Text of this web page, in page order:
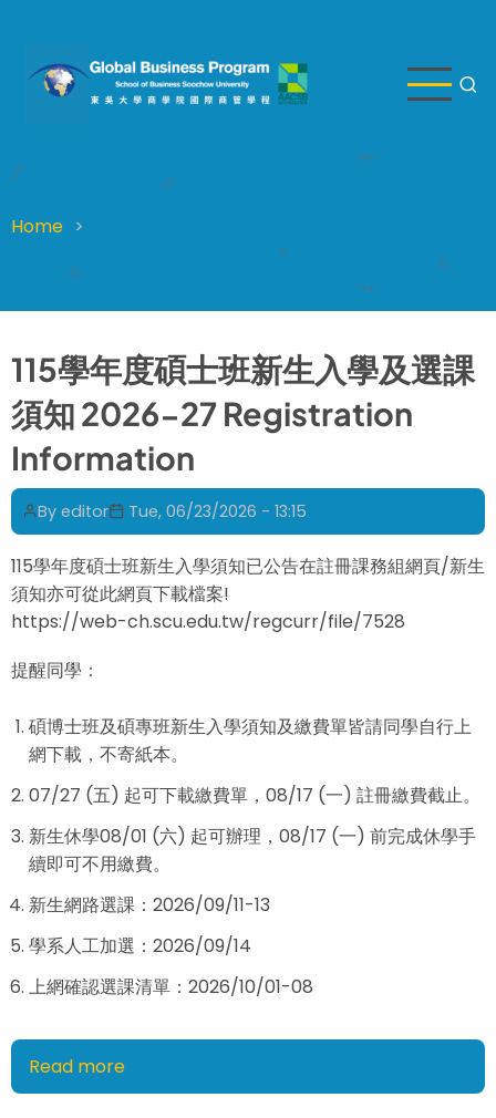
main
content
Breadcrumb
Home
115學年度碩士班新生入學及選課
須知 2026-27 Registration
Information
By editor Tue, 06/23/2026 - 13:15
115學年度碩士班新生入學須知已公告在註冊課務組網頁/新生
須知亦可從此網頁下載檔案!
https://web-ch.scu.edu.tw/regcurr/file/7528
提醒同學：
碩博士班及碩專班新生入學須知及繳費單皆請同學自行上
網下載，不寄紙本。
07/27 (五) 起可下載繳費單，08/17 (一) 註冊繳費截止。
新生休學08/01 (六) 起可辦理，08/17 (一) 前完成休學手
續即可不用繳費。
新生網路選課：2026/09/11-13
學系人工加選：2026/09/14
上網確認選課清單：2026/10/01-08
Read more
115